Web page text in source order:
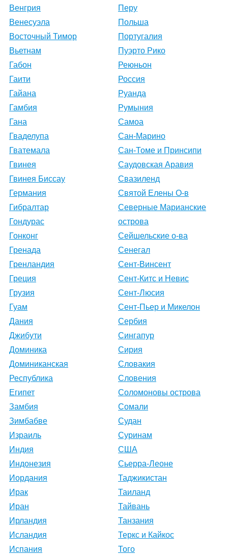
Венгрия
Венесуэла
Восточный Тимор
Вьетнам
Габон
Гаити
Гайана
Гамбия
Гана
Гваделупа
Гватемала
Гвинея
Гвинея Биссау
Германия
Гибралтар
Гондурас
Гонконг
Гренада
Гренландия
Греция
Грузия
Гуам
Дания
Джибути
Доминика
Доминиканская
Республика
Египет
Замбия
Зимбабве
Израиль
Индия
Индонезия
Иордания
Ирак
Иран
Ирландия
Исландия
Испания
Перу
Польша
Португалия
Пуэрто Рико
Реюньон
Россия
Руанда
Румыния
Самоа
Сан-Марино
Сан-Томе и Принсипи
Саудовская Аравия
Свазиленд
Святой Елены О-в
Северные Марианские
острова
Сейшельские о-ва
Сенегал
Сент-Винсент
Сент-Китс и Невис
Сент-Люсия
Сент-Пьер и Микелон
Сербия
Сингапур
Сирия
Словакия
Словения
Соломоновы острова
Сомали
Судан
Суринам
США
Сьерра-Леоне
Таджикистан
Таиланд
Тайвань
Танзания
Теркс и Кайкос
Того